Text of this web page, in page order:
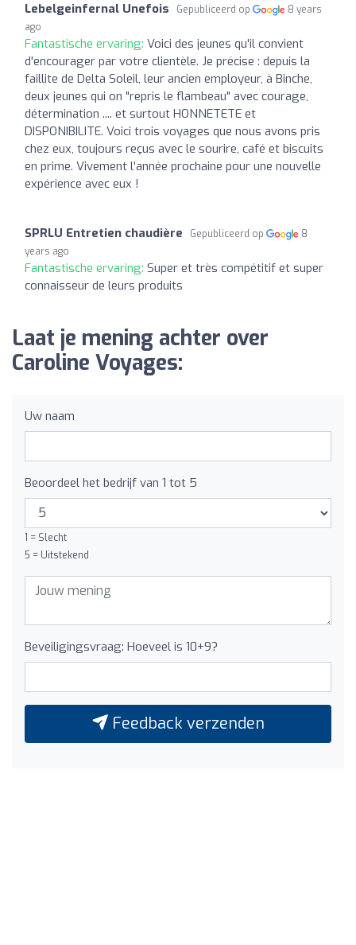
Lebelgeinfernal Unefois Gepubliceerd op
8 years
ago
Fantastische ervaring: Voici des jeunes qu'il convient
d'encourager par votre clientèle. Je précise : depuis la
faillite de Delta Soleil, leur ancien employeur, à Binche,
deux jeunes qui on "repris le flambeau" avec courage,
détermination .... et surtout HONNETETE et
DISPONIBILITE. Voici trois voyages que nous avons pris
chez eux, toujours reçus avec le sourire, café et biscuits
en prime. Vivement l'année prochaine pour une nouvelle
expérience avec eux !
SPRLU Entretien chaudière Gepubliceerd op
8
years ago
Fantastische ervaring: Super et très compétitif et super
connaisseur de leurs produits
Laat je mening achter over
Caroline Voyages:
Uw naam
Beoordeel het bedrijf van 1 tot 5
1 = Slecht
5 = Uitstekend
Beveiligingsvraag: Hoeveel is 10+9?
Feedback verzenden